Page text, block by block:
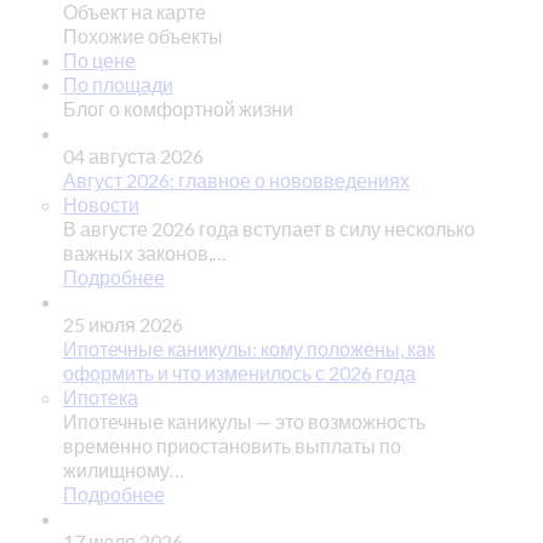
Объект на карте
Похожие объекты
По цене
По площади
Блог о комфортной жизни
04 августа 2026
Август 2026: главное о нововведениях
Новости
В августе 2026 года вступает в силу несколько
важных законов,…
Подробнее
25 июля 2026
Ипотечные каникулы: кому положены, как
оформить и что изменилось с 2026 года
Ипотека
Ипотечные каникулы — это возможность
временно приостановить выплаты по
жилищному…
Подробнее